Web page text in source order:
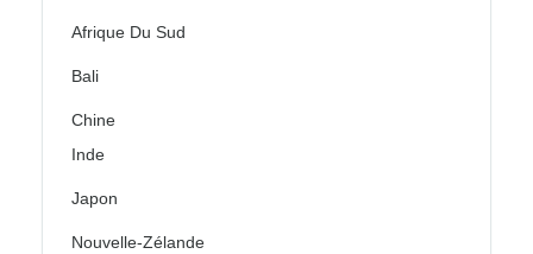
Afrique Du Sud
Bali
Chine
Inde
Japon
Nouvelle-Zélande